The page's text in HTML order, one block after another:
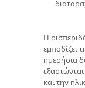
Η
εμποδίζει
ημερήσια
και την